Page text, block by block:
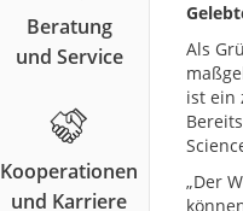
Als
ist ein
„Der
Beratung
und Service
Kooperationen
und Karriere